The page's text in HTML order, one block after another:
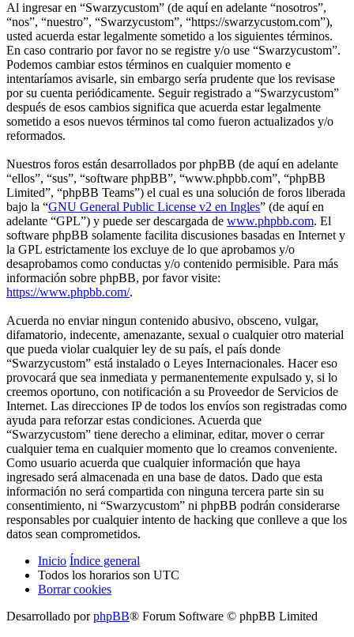
Al ingresar en “Swarzycustom” (de aquí en adelante “nosotros”,
“nos”, “nuestro”, “Swarzycustom”, “https://swarzycustom.com”),
usted acuerda estar legalmente sometido a los siguientes términos.
En caso contrario por favor no se registre y/o use “Swarzycustom”.
Podemos cambiar estos términos en cualquier momento e
intentaríamos avisarle, sin embargo sería prudente que los revisase
por su cuenta periódicamente. Seguir registrado a “Swarzycustom”
después de esos cambios significa que acuerda estar legalmente
sometido a esos nuevos términos tal como fueron actualizados y/o
reformados.
Nuestros foros están desarrollados por phpBB (de aquí en adelante
“ellos”, “sus”, “software phpBB”, “www.phpbb.com”, “phpBB
Limited”, “phpBB Teams”) el cual es una solución de foros liberada
bajo la “GNU General Public License v2 en Ingles” (de aquí en
adelante “GPL”) y puede ser descargada de www.phpbb.com. El
software phpBB solamente facilita discusiones basadas en Internet y
la GPL estrictamente los excluye de lo que aprobamos y/o
desaprobamos como conductas y/o contenido permisible. Para más
información sobre phpBB, por favor visite:
https://www.phpbb.com/.
Acuerda no enviar ningun contenido abusivo, obsceno, vulgar,
difamatorio, indecente, amenazante, sexual o cualquier otro material
que pueda violar cualquier ley de su país, el país donde
“Swarzycustom” está instalado o Leyes Internacionales. Hacer eso
provocará que sea inmediata y permanentemente expulsado y, si lo
creemos oportuno, con notificación a su Proveedor de Servicios de
Internet. Las direcciones IP de todos los envíos son registradas como
ayuda para reforzar estas condiciones. Acuerda que
“Swarzycustom” tiene derecho a eliminar, editar, mover o cerrar
cualquier tema en cualquier momento que lo creamos conveniente.
Como usuario acuerda que cualquier información que haya
ingresado será almacenada en una base de datos. Dado que esta
información no será compartida con ninguna tercera parte sin su
consentimiento, ni “Swarzycustom” ni phpBB podrán considerarse
responsables por cualquier intento de hacking que conlleve a que los
datos sean comprometidos.
Inicio Índice general
Todos los horarios son UTC
Borrar cookies
Desarrollado porphpBB® Forum Software © phpBB Limited